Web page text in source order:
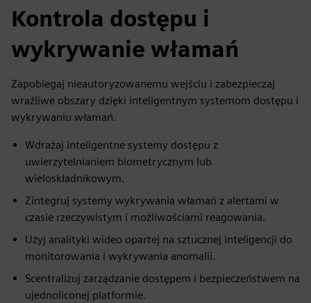
Kontrola dostępu i
wykrywanie włamań
Zapobiegaj nieautoryzowanemu wejściu i zabezpieczaj
wrażliwe obszary dzięki inteligentnym systemom dostępu i
wykrywaniu włamań.
Wdrażaj inteligentne systemy dostępu z
uwierzytelnianiem biometrycznym lub
wieloskładnikowym.
Zintegruj systemy wykrywania włamań z alertami w
czasie rzeczywistym i możliwościami reagowania.
Użyj analityki wideo opartej na sztucznej inteligencji do
monitorowania i wykrywania anomalii.
Scentralizuj zarządzanie dostępem i bezpieczeństwem na
ujednoliconej platformie.